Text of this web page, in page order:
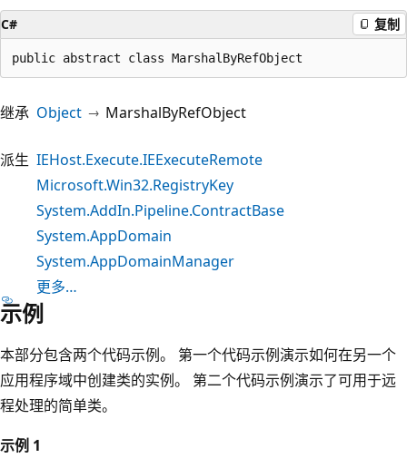
C# 复制
public abstract class MarshalByRefObject
继承 Object MarshalByRefObject
派生 IEHost.Execute.IEExecuteRemote
Microsoft.Win32.RegistryKey
System.AddIn.Pipeline.ContractBase
System.AppDomain
System.AppDomainManager
更多…
示例
本部分包含两个代码示例。 第一个代码示例演示如何在另一个
应用程序域中创建类的实例。 第二个代码示例演示了可用于远
程处理的简单类。
示例 1